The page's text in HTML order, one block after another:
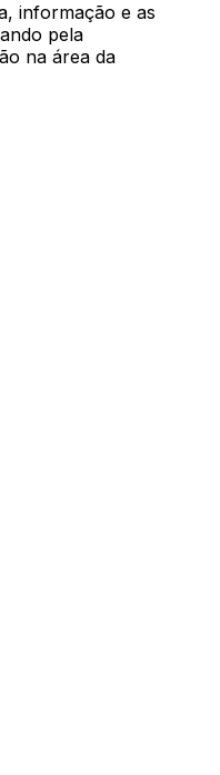
informação e as
pela
na área da